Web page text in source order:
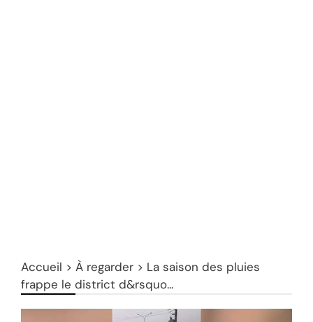
Accueil > À regarder > La saison des pluies
frappe le district d&rsquo...